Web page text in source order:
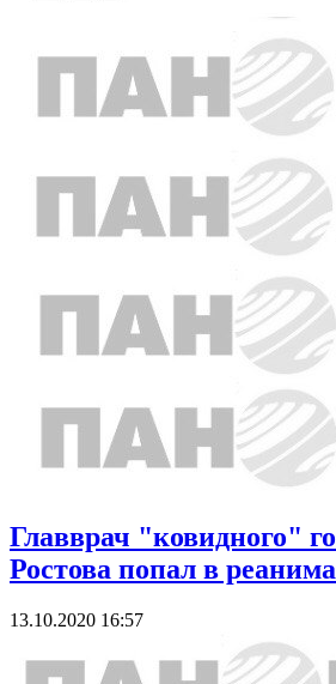
Главврач "ковидного"
Ростова попал в
13.10.2020 16:57